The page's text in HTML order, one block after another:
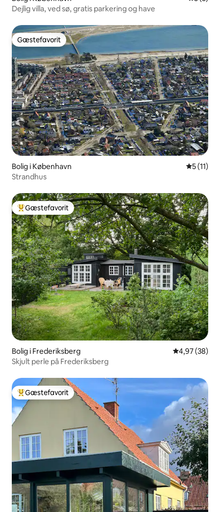
Dejlig villa, ved sø, gratis parkering og have
Gæstefavorit
Gæstefavorit
Bolig i København 5 ud af 5
5 (11)
Strandhus
Bedste gæstefavorit
Gæstefavorit
Bolig i Frederiksberg 4,97 ud af 5 i
4,97 (38)
Skjult perle på Frederiksberg
Bedste gæstefavorit
Gæstefavorit